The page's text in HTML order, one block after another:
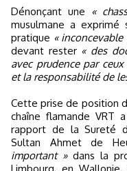
Dénonçant une
«
musulmane a exprimé
pratique «
devant rester « des
avec prudence par
et la responsabilité de
Cette prise de position
chaîne flamande VRT
rapport de la Sureté
Sultan Ahmet de
important »dans la